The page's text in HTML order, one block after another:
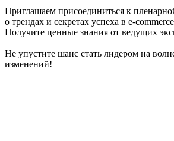
Приглашаем присоединиться к
о трендах и секретах успеха в e-
Получите ценные знания от ведущих
Не упустите шанс стать лидером на
изменений!